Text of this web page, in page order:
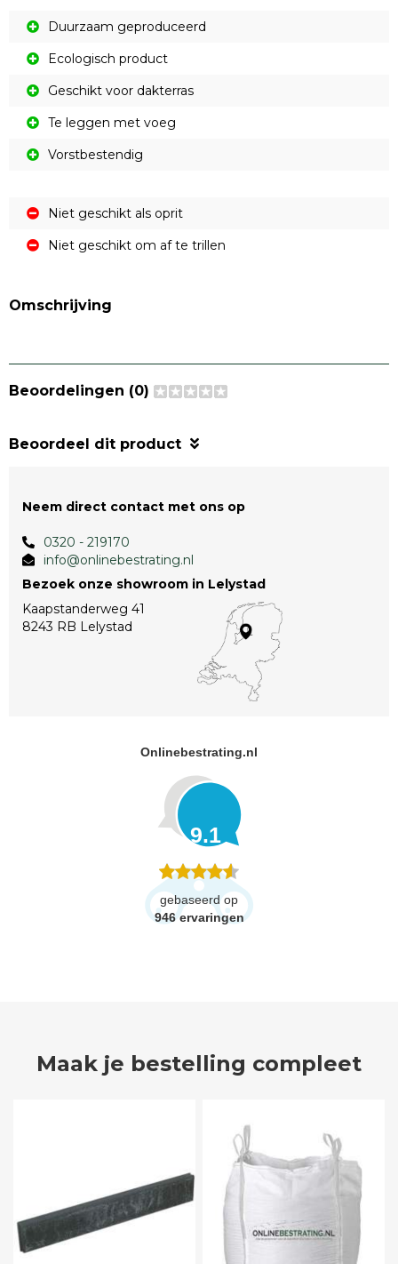
Duurzaam geproduceerd
Ecologisch product
Geschikt voor dakterras
Te leggen met voeg
Vorstbestendig
Niet geschikt als oprit
Niet geschikt om af te trillen
Omschrijving
Beoordelingen (0)
Beoordeel dit product
Neem direct contact met ons op
0320 - 219170
info@onlinebestrating.nl
Bezoek onze showroom in Lelystad
Kaapstanderweg 41
8243 RB Lelystad
Onlinebestrating.nl
9.1
gebaseerd op
946 ervaringen
Maak je bestelling compleet